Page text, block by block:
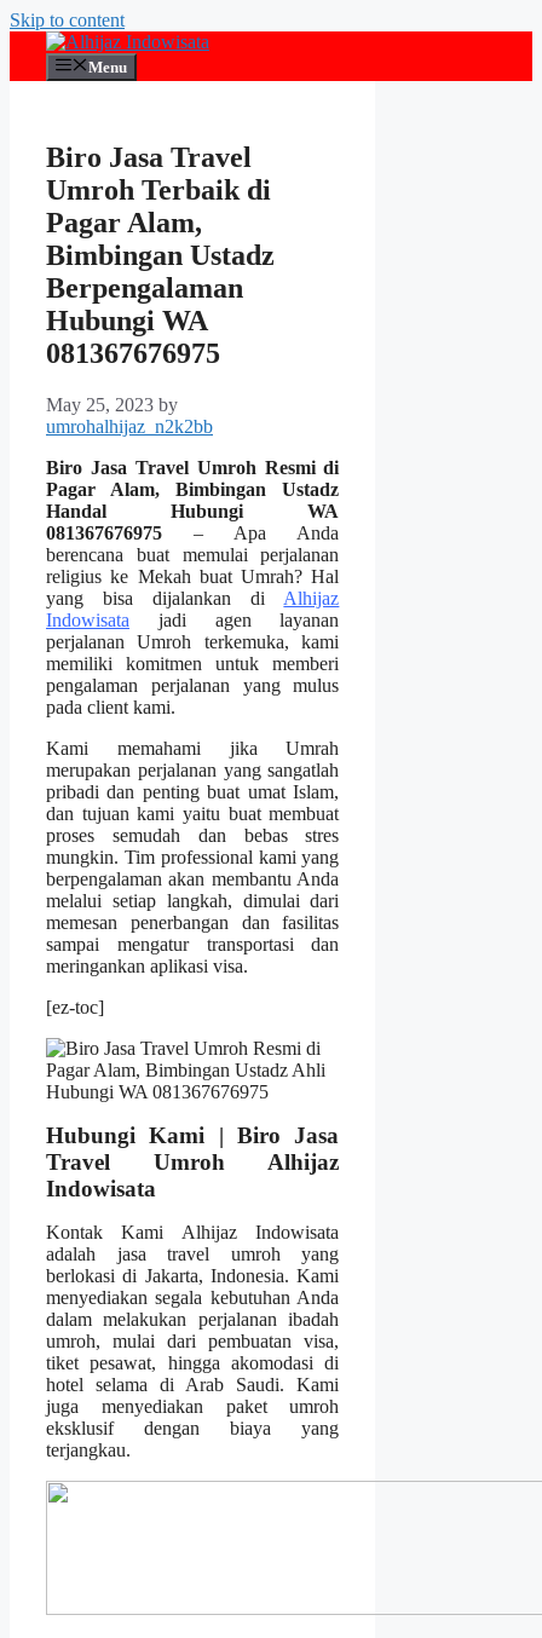
Skip to content
Menu
Biro Jasa Travel
Umroh Terbaik di
Pagar Alam,
Bimbingan Ustadz
Berpengalaman
Hubungi WA
081367676975
May 25, 2023 by
umrohalhijaz_n2k2bb
Biro Jasa Travel Umroh Resmi di
Pagar Alam, Bimbingan Ustadz
Handal Hubungi WA
081367676975 – Apa Anda
berencana buat memulai perjalanan
religius ke Mekah buat Umrah? Hal
yang bisa dijalankan di Alhijaz
Indowisata jadi agen layanan
perjalanan Umroh terkemuka, kami
memiliki komitmen untuk memberi
pengalaman perjalanan yang mulus
pada client kami.
Kami memahami jika Umrah
merupakan perjalanan yang sangatlah
pribadi dan penting buat umat Islam,
dan tujuan kami yaitu buat membuat
proses semudah dan bebas stres
mungkin. Tim professional kami yang
berpengalaman akan membantu Anda
melalui setiap langkah, dimulai dari
memesan penerbangan dan fasilitas
sampai mengatur transportasi dan
meringankan aplikasi visa.
[ez-toc]
Hubungi Kami | Biro Jasa
Travel Umroh Alhijaz
Indowisata
Kontak Kami Alhijaz Indowisata
adalah jasa travel umroh yang
berlokasi di Jakarta, Indonesia. Kami
menyediakan segala kebutuhan Anda
dalam melakukan perjalanan ibadah
umroh, mulai dari pembuatan visa,
tiket pesawat, hingga akomodasi di
hotel selama di Arab Saudi. Kami
juga menyediakan paket umroh
eksklusif dengan biaya yang
terjangkau.